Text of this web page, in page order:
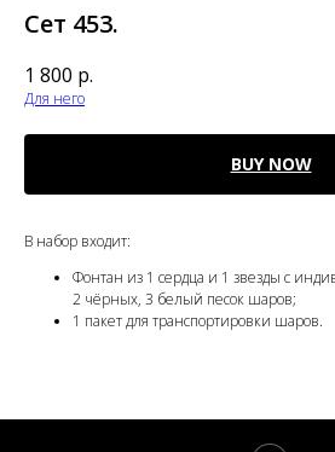
Сет 453.
1 800 р.
Для него
BUY NOW
В набор входит:
Фонтан из 1 сердца и 1 звезды с
2 чёрных, 3 белый песок шаров;
1 пакет для транспортировки шаров.